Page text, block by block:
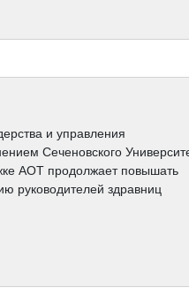
и управления
Сеченовского
АОТ продолжает повышать
руководителей здравниц